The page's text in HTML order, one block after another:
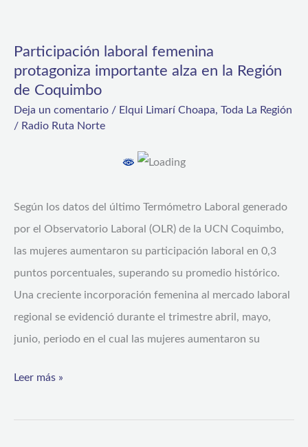
Participación laboral femenina
protagoniza importante alza en la Región
de Coquimbo
Deja un comentario / Elqui Limarí Choapa, Toda La Región
/ Radio Ruta Norte
Según los datos del último Termómetro Laboral generado
por el Observatorio Laboral (OLR) de la UCN Coquimbo,
las mujeres aumentaron su participación laboral en 0,3
puntos porcentuales, superando su promedio histórico.
Una creciente incorporación femenina al mercado laboral
regional se evidenció durante el trimestre abril, mayo,
junio, periodo en el cual las mujeres aumentaron su
femenina
protagoniza
alza
de
Coquimbo
Leer más »